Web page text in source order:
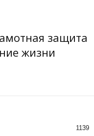
защита
жизни
1139